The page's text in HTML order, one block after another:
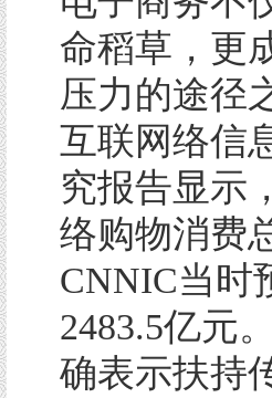
命稻草，更
压力的途径
互联网络信
究报告显示
络购物消费
CNNIC当时
2483.5亿元
确表示扶持